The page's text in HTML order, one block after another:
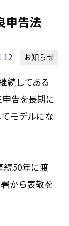
申告法
お知らせ
続してある
告を長期に
モデルにな
続50年に渡
から表敬を